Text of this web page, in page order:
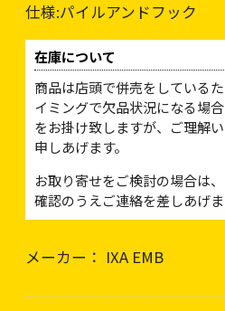
仕様:パイルアンドフック
在庫について
商品は店頭で併売をしている
イミングで欠品状況になる場
をお掛け致しますが、ご理解
申しあげます。
お取り寄せをご検討の場合は
確認のうえご連絡を差しあげま
メーカー： IXA EMB